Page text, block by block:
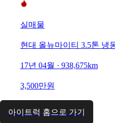
실매물
현대 올뉴마이티 3.5톤 냉
17년 04월 · 938,675km
3,500만원
아이트럭 홈으로 가기